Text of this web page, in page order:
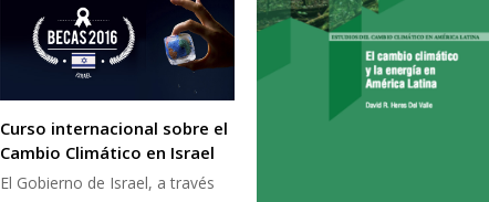
Curso internacional sobre el
Cambio Climático en Israel
El Gobierno de Israel, a través